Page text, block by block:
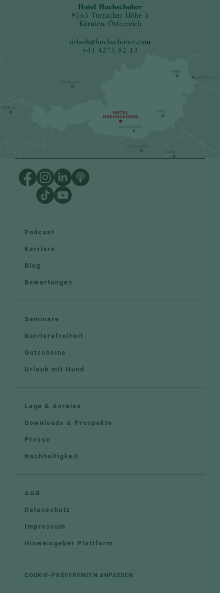
Hotel Hochschober
9565 Turracher Höhe 5
Kärnten, Österreich
urlaub@hochschober.com
+43 4275 82 13
Podcast
Karriere
Blog
Bewertungen
Seminare
Barrierefreiheit
Gutscheine
Urlaub mit Hund
Lage & Anreise
Downloads & Prospekte
Presse
Nachhaltigkeit
AGB
Datenschutz
Impressum
Hinweisgeber Plattform
COOKIE-PRÄFERENZEN ANPASSEN